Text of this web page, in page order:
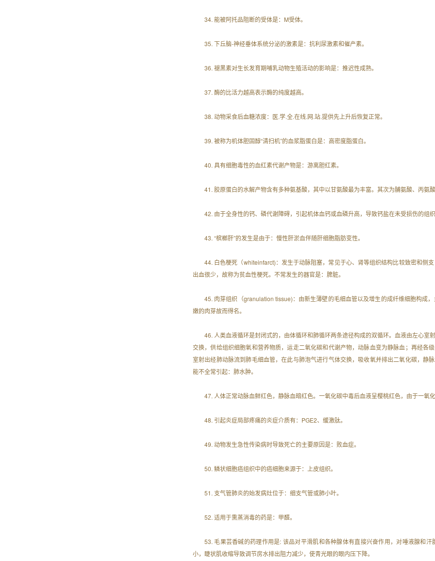
34. 能被阿托品阻断的受体是：M受体。
35. 下丘脑-神经垂体系统分泌的激素是：抗利尿激素和催产素。
36. 褪黑素对生长发育期哺乳动物生殖活动的影响是：推迟性成熟。
37. 酶的比活力越高表示酶的纯度越高。
38. 动物采食后血糖浓度：医.学.全.在线.网.站.提供先上升后恢复正常。
39. 被称为机体胆固醇“清扫机”的血浆脂蛋白是：高密度脂蛋白。
40. 具有细胞毒性的血红素代谢产物是：游离胆红素。
41. 胶原蛋白的水解产物含有多种氨基酸，其中以甘氨酸最为丰富。其次为脯氨酸、丙氨酸
42. 由于全身性的钙、磷代谢障碍，引起机体血钙或血磷升高，导致钙盐在未受损伤的组
43. “槟榔肝”的发生是由于：慢性肝淤血伴随肝细胞脂肪变性。
44. 白色梗死（whiteinfarct)：发生于动脉阻塞，常见于心、肾等组织结构比较致密和侧
出血很少，故称为贫血性梗死。不常发生的器官是：脾脏。
45. 肉芽组织（granulation tissue)：由新生薄壁的毛细血管以及增生的成纤维细胞构成
嫩的肉芽故而得名。
46. 人类血液循环是封闭式的，由体循环和肺循环两条途径构成的双循环。血液由左心
交换，供给组织细胞氧和营养物质，运走二氧化碳和代谢产物，动脉血变为静脉血；再经各
室射出经肺动脉流到肺毛细血管，在此与肺泡气进行气体交换，吸收氧并排出二氧化碳，静
能不全常引起：肺水肿。
47. 人体正常动脉血鲜红色，静脉血暗红色。一氧化碳中毒后血液呈樱桃红色，由于一氧
48. 引起炎症局部疼痛的炎症介质有：PGE2、缓激肽。
49. 动物发生急性传染病时导致死亡的主要原因是：败血症。
50. 鳞状细胞癌组织中的癌细胞来源于：上皮组织。
51. 支气管肺炎的始发病灶位于：细支气管或肺小叶。
52. 适用于熏蒸消毒的药是：甲醛。
53. 毛果芸香碱的药理作用是: 该品对平滑肌和各种腺体有直接兴奋作用，对唾液腺和
小，睫状肌收缩导致调节房水排出阻力减少，使青光眼的眼内压下降。